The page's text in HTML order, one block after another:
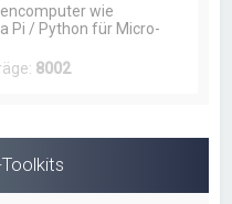
wie
Pi / Python für Micro-
8002